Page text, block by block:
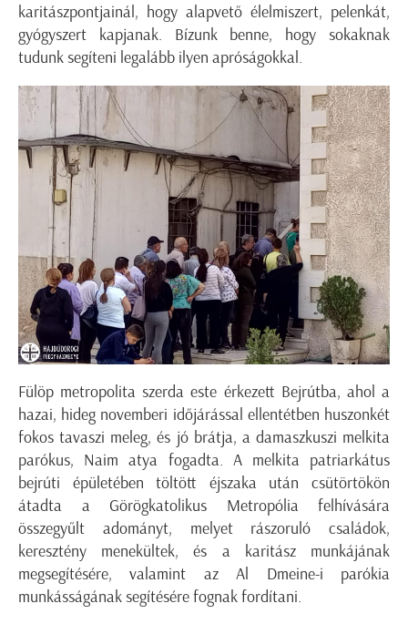
karitászpontjainál, hogy alapvető élelmiszert, pelenkát,
gyógyszert kapjanak. Bízunk benne, hogy sokaknak
tudunk segíteni legalább ilyen apróságokkal.
Fülöp metropolita szerda este érkezett Bejrútba, ahol a
hazai, hideg novemberi időjárással ellentétben huszonkét
fokos tavaszi meleg, és jó brátja, a damaszkuszi melkita
parókus, Naim atya fogadta. A melkita patriarkátus
bejrúti épületében töltött éjszaka után csütörtökön
átadta a Görögkatolikus Metropólia felhívására
összegyűlt adományt, melyet rászoruló családok,
keresztény menekültek, és a karitász munkájának
megsegítésére, valamint az Al Dmeine-i parókia
munkásságának segítésére fognak fordítani.